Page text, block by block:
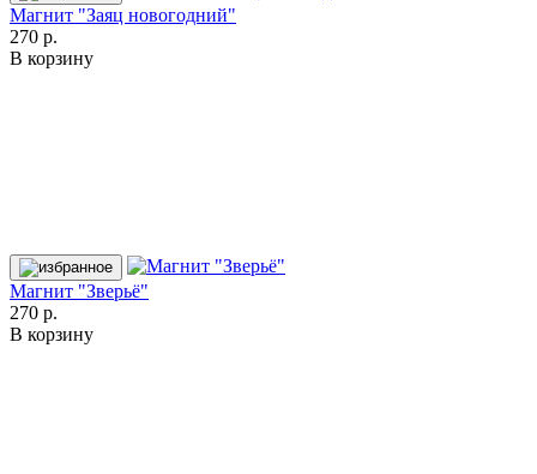
Магнит "Заяц новогодний"
270 р.
В корзину
Магнит "Зверьё"
270 р.
В корзину